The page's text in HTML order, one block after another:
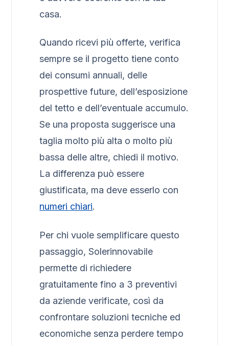
casa.
Quando ricevi più offerte, verifica
sempre se il progetto tiene conto
dei consumi annuali, delle
prospettive future, dell’esposizione
del tetto e dell’eventuale accumulo.
Se una proposta suggerisce una
taglia molto più alta o molto più
bassa delle altre, chiedi il motivo.
La differenza può essere
giustificata, ma deve esserlo con
numeri chiari.
Per chi vuole semplificare questo
passaggio, Solerinnovabile
permette di richiedere
gratuitamente fino a 3 preventivi
da aziende verificate, così da
confrontare soluzioni tecniche ed
economiche senza perdere tempo